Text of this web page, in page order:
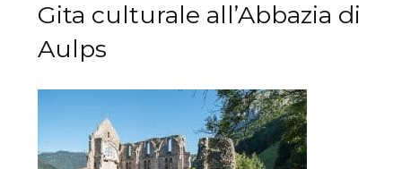
Gita culturale all’Abbazia di
Aulps